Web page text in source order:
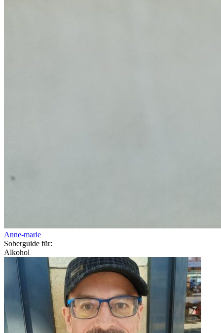
Anne-marie
Soberguide für:
Alkohol